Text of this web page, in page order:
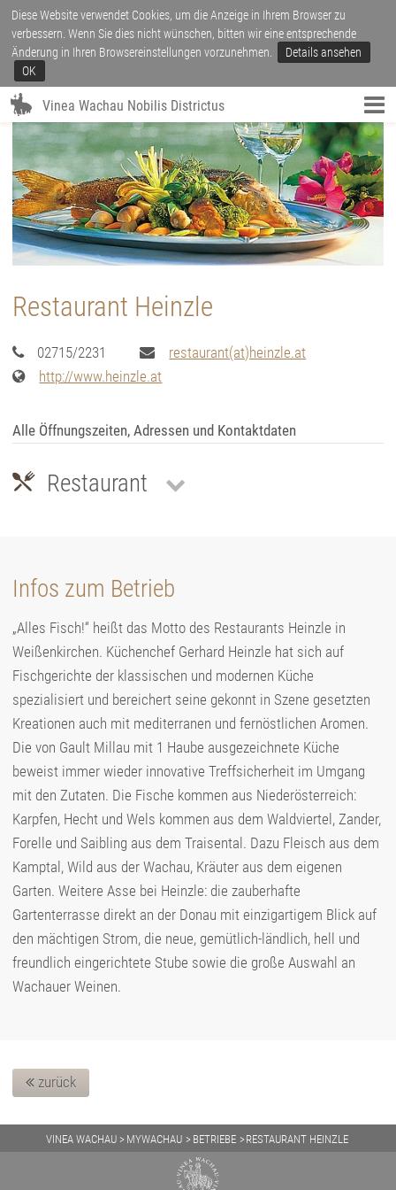
Diese Website verwendet Cookies, um die Anzeige in Ihrem Browser zu
verbessern. Wenn Sie dies nicht wünschen, bitten wir eine entsprechende
Änderung in Ihren Browsereinstellungen vorzunehmen.
Details ansehen
OK
Vinea Wachau Nobilis Districtus
Restaurant Heinzle
02715/2231
restaurant(at)heinzle.at
http://www.heinzle.at
Alle Öffnungszeiten, Adressen und Kontaktdaten
Restaurant
Infos zum Betrieb
„Alles Fisch!“ heißt das Motto des Restaurants Heinzle in
Weißenkirchen. Küchenchef Gerhard Heinzle hat sich auf
Fischgerichte der klassischen und modernen Küche
spezialisiert und bereichert seine gekonnt in Szene gesetzten
Kreationen auch mit mediterranen und fernöstlichen Aromen.
Die von Gault Millau mit 1 Haube ausgezeichnete Küche
beweist immer wieder innovative Treffsicherheit im Umgang
mit den Zutaten. Die Fische kommen aus Niederösterreich:
Karpfen, Hecht und Wels kommen aus dem Waldviertel, Zander,
Forelle und Saibling aus dem Traisental. Dazu Fleisch aus dem
Kamptal, Wild aus der Wachau, Kräuter aus dem eigenen
Garten. Weitere Asse bei Heinzle: die zauberhafte
Gartenterrasse direkt an der Donau mit einzigartigem Blick auf
den mächtigen Strom, die neue, gemütlich-ländlich, hell und
freundlich eingerichtete Stube sowie die große Auswahl an
Wachauer Weinen.
zurück
VINEA WACHAU MYWACHAU BETRIEBE RESTAURANT HEINZLE